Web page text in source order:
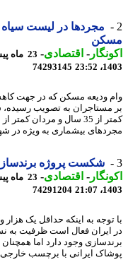
مجردها در لیست سیاه وام
-اقتصادی-
74293145
ودیعه مسکن که در جهت کاهش
به تصویب رسیده،
بیشماری به ویژه در شهر
شکست پروژه برندسازی
-اقتصادی-
74291204
به اینکه حداقل یک هزار
فعال است ظرفیت به نسبت
وجود دارد اما همچنان
ایرانی با برچسب خارجی در